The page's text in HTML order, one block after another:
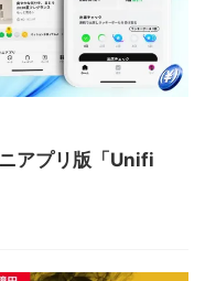
アプリ版「Unifi